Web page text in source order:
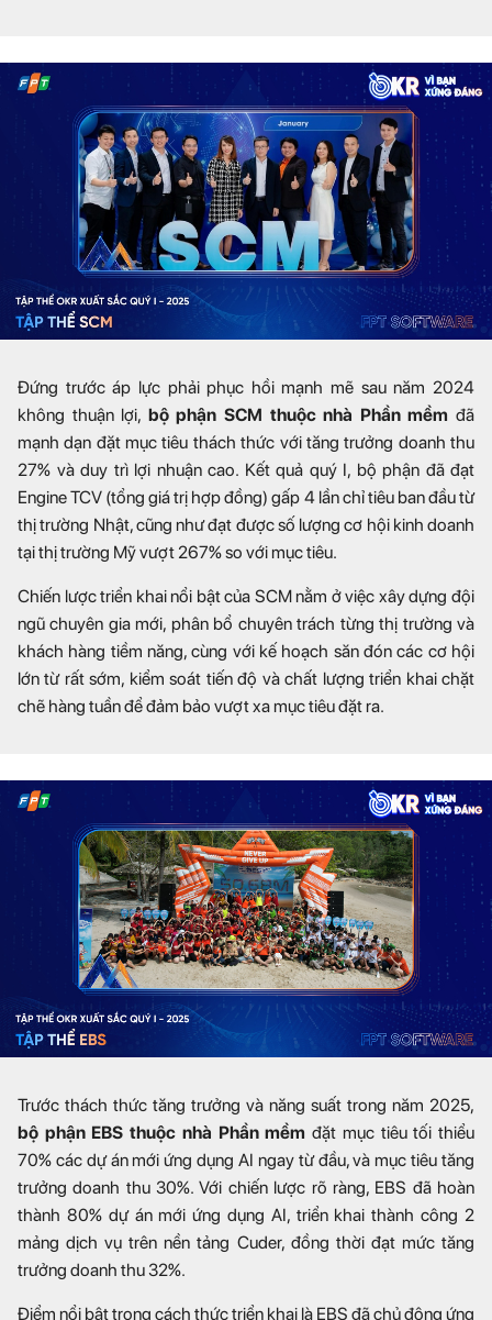
Đứng trước áp lực phải phục hồi mạnh mẽ sau năm 2024
không thuận lợi, bộ phận SCM thuộc nhà Phần mềm đã
mạnh dạn đặt mục tiêu thách thức với tăng trưởng doanh thu
27% và duy trì lợi nhuận cao. Kết quả quý I, bộ phận đã đạt
Engine TCV (tổng giá trị hợp đồng) gấp 4 lần chỉ tiêu ban đầu từ
thị trường Nhật, cũng như đạt được số lượng cơ hội kinh doanh
tại thị trường Mỹ vượt 267% so với mục tiêu.
Chiến lược triển khai nổi bật của SCM nằm ở việc xây dựng đội
ngũ chuyên gia mới, phân bổ chuyên trách từng thị trường và
khách hàng tiềm năng, cùng với kế hoạch săn đón các cơ hội
lớn từ rất sớm, kiểm soát tiến độ và chất lượng triển khai chặt
chẽ hàng tuần để đảm bảo vượt xa mục tiêu đặt ra.
Trước thách thức tăng trưởng và năng suất trong năm 2025,
bộ phận EBS thuộc nhà Phần mềm đặt mục tiêu tối thiểu
70% các dự án mới ứng dụng AI ngay từ đầu, và mục tiêu tăng
trưởng doanh thu 30%. Với chiến lược rõ ràng, EBS đã hoàn
thành 80% dự án mới ứng dụng AI, triển khai thành công 2
mảng dịch vụ trên nền tảng Cuder, đồng thời đạt mức tăng
trưởng doanh thu 32%.
Điểm nổi bật trong cách thức triển khai là EBS đã chủ động ứng